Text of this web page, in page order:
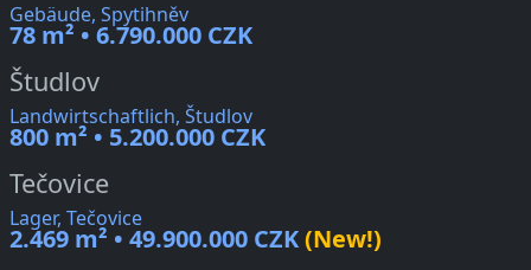
Gebäude, Spytihněv
78 m² • 6.790.000 CZK
Študlov
Landwirtschaftlich, Študlov
800 m² • 5.200.000 CZK
Tečovice
Lager, Tečovice
2.469 m² • 49.900.000 CZK(New!)